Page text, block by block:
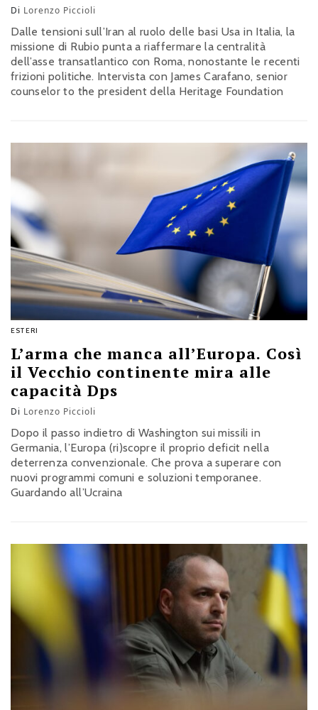
Di Lorenzo Piccioli
Dalle tensioni sull’Iran al ruolo delle basi Usa in Italia, la
missione di Rubio punta a riaffermare la centralità
dell’asse transatlantico con Roma, nonostante le recenti
frizioni politiche. Intervista con James Carafano, senior
counselor to the president della Heritage Foundation
ESTERI
L’arma che manca all’Europa. Così
il Vecchio continente mira alle
capacità Dps
Di Lorenzo Piccioli
Dopo il passo indietro di Washington sui missili in
Germania, l’Europa (ri)scopre il proprio deficit nella
deterrenza convenzionale. Che prova a superare con
nuovi programmi comuni e soluzioni temporanee.
Guardando all’Ucraina